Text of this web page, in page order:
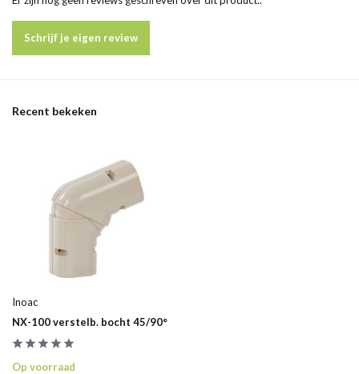
Schrijf je eigen review
Recent bekeken
Inoac
NX-100 verstelb. bocht 45/90°
Op voorraad